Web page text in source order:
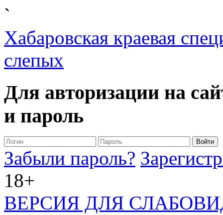
`
Хабаровская краевая
слепых
Для авторизации на
и пароль
Забыли пароль?
18+
ВЕРСИЯ ДЛЯ